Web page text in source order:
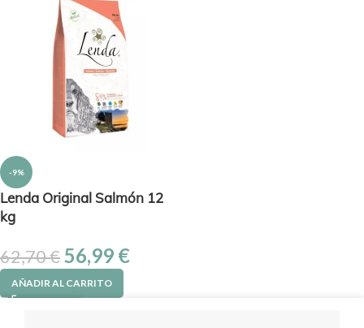
-9%
Lenda Original Salmón 12
kg
62,70€56,99 €
AÑADIR AL CARRITO